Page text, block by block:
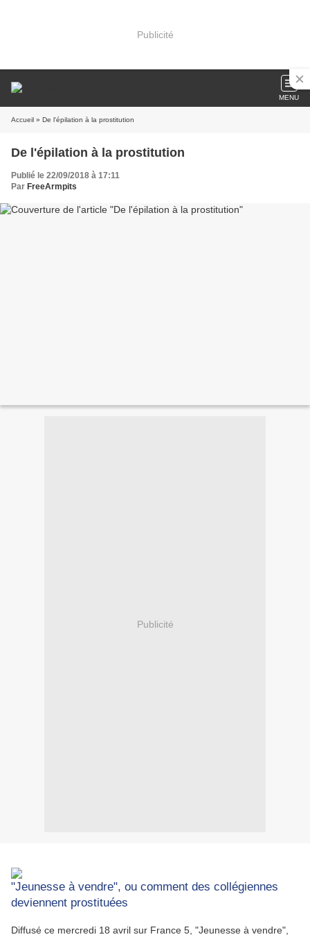
Publicité
MENU
Accueil » De l'épilation à la prostitution
De l'épilation à la prostitution
Publié le 22/09/2018 à 17:11
Par FreeArmpits
Publicité
"Jeunesse à vendre", ou comment des collégiennes
deviennent prostituées
Diffusé ce mercredi 18 avril sur France 5, "Jeunesse à vendre",